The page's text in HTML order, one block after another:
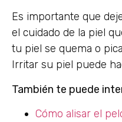
Es importante que
el cuidado de la piel
tu piel se quema o
Irritar su piel puede
También te puede
Cómo alisar el